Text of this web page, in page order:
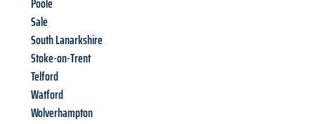
Sale
South Lanarkshire
Stoke-on-Trent
Telford
Watford
Wolverhampton